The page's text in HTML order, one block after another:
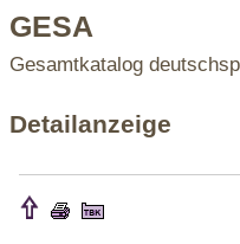
GESA
Gesamtkatalog
Detailanzeige